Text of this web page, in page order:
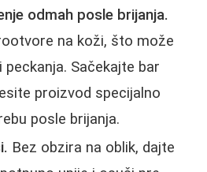
odmah posle brijanja.
na koži, što može
Sačekajte bar
proizvod specijalno
posle brijanja.
Bez obzira na oblik, dajte